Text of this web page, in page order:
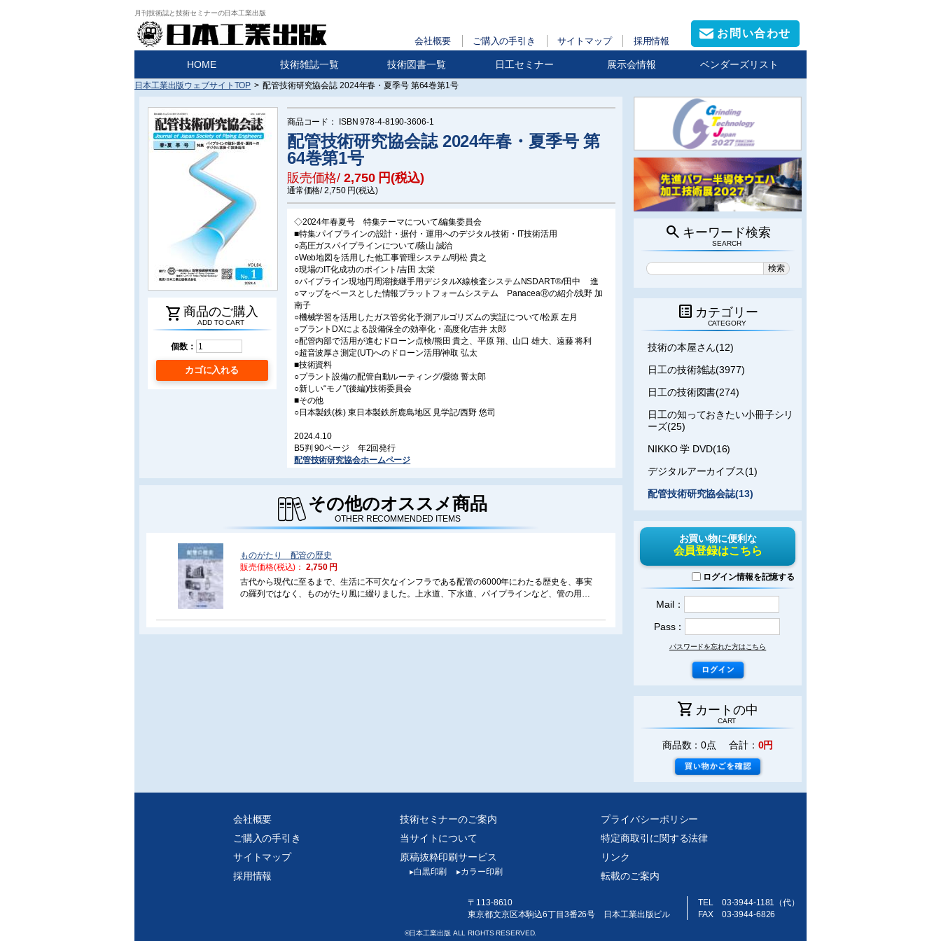
月刊技術誌と技術セミナーの日本工業出版
会社概要 ご購入の手引き サイトマップ 採用情報
お問い合わせ
HOME 技術雑誌一覧 技術図書一覧 日工セミナー 展示会情報 ベンダーズリスト
日本工業出版ウェブサイトTOP > 配管技術研究協会誌 2024年春・夏季号 第64巻第1号
shopping_cart 商品のご購入
ADD TO CART
個数：
カゴに入れる
商品コード： ISBN 978-4-8190-3606-1
配管技術研究協会誌 2024年春・夏季号 第
64巻第1号
販売価格/ 2,750円(税込)
通常価格/ 2,750円(税込)
◇2024年春夏号 特集テーマについて/編集委員会
■特集:パイプラインの設計・据付・運用へのデジタル技術・IT技術活用
○高圧ガスパイプラインについて/蔭山 誠治
○Web地図を活用した他工事管理システム/明松 貴之
○現場のIT化成功のポイント/吉田 太栄
○パイプライン現地円周溶接継手用デジタルX線検査システムNSDART®/田中 進
○マップをベースとした情報プラットフォームシステム PanaceaⓇの紹介/浅野 加
南子
○機械学習を活用したガス管劣化予測アルゴリズムの実証について/松原 左月
○プラントDXによる設備保全の効率化・高度化/吉井 太郎
○配管内部で活用が進むドローン点検/熊田 貴之、平原 翔、山口 雄大、遠藤 将利
○超音波厚さ測定(UT)へのドローン活用/神取 弘太
■技術資料
○プラント設備の配管自動ルーティング/愛徳 誓太郎
○新しい“モノ”(後編)/技術委員会
■その他
○日本製鉄(株) 東日本製鉄所鹿島地区 見学記/西野 悠司
2024.4.10
B5判 90ページ 年2回発行
配管技術研究協会ホームページ
その他のオススメ商品
OTHER RECOMMENDED ITEMS
ものがたり 配管の歴史
販売価格(税込)：
2,750 円
古代から現代に至るまで、生活に不可欠なインフラである配管の6000年にわたる歴史を、事実
の羅列ではなく、ものがたり風に綴りました。上水道、下水道、パイプラインなど、管の用途
進化の軌跡、管と同じ様に、配管装置に必須のバルブ、管継手、ハンガの歴史、さらに近年に
search キーワード検索
SEARCH
list_alt カテゴリー
CATEGORY
技術の本屋さん(12)
日工の技術雑誌(3977)
日工の技術図書(274)
日工の知っておきたい小冊子シリ
ーズ(25)
NIKKO 学 DVD(16)
デジタルアーカイブス(1)
配管技術研究協会誌(13)
お買い物に便利な
会員登録はこちら
ログイン情報を記憶する
Mail：
Pass：
パスワードを忘れた方はこちら
shopping_cart カートの中
CART
商品数：0点 合計： 0円
会社概要
ご購入の手引き
サイトマップ
採用情報
技術セミナーのご案内
当サイトについて
原稿抜粋印刷サービス
▸白黒印刷 ▸カラー印刷
プライバシーポリシー
特定商取引に関する法律
リンク
転載のご案内
〒113-8610
東京都文京区本駒込6丁目3番26号 日本工業出版ビル
TEL 03-3944-1181（代）
FAX 03-3944-6826
©日本工業出版 ALL RIGHTS RESERVED.